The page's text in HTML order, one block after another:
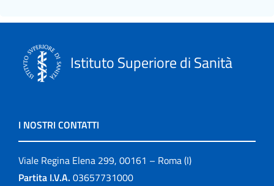
Istituto Superiore di Sanità
I NOSTRI CONTATTI
Viale Regina Elena 299, 00161 – Roma (I)
Partita I.V.A. 03657731000